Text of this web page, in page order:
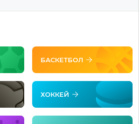
БАСКЕТБОЛ
ХОККЕЙ